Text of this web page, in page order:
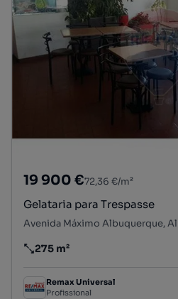
19 900 €72,36 €/m²
Gelataria para Trespasse
Preço por metro quadrado
275 m²
Remax Universal
Profissional